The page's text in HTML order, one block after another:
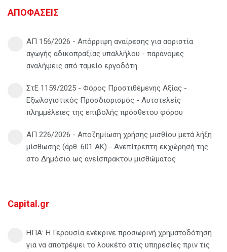
ΑΠΟΦΑΣΕΙΣ
ΑΠ 156/2026 - Απόρριψη αναίρεσης για αοριστία
αγωγής αδικοπραξίας υπαλλήλου - παράνομες
αναλήψεις από ταμείο εργοδότη
ΣτΕ 1159/2025 - Φόρος Προστιθέμενης Αξίας -
Εξωλογιστικός Προσδιορισμός - Αυτοτελείς
πλημμέλειες της επιβολής πρόσθετου φόρου
ΑΠ 226/2026 - Αποζημίωση χρήσης μισθίου μετά λήξη
μίσθωσης (άρθ. 601 ΑΚ) - Ανεπίτρεπτη εκχώρησή της
στο Δημόσιο ως ανείσπρακτου μισθώματος
Capital.gr
ΗΠΑ: Η Γερουσία ενέκρινε προσωρινή χρηματοδότηση
για να αποτρέψει το λουκέτο στις υπηρεσίες πριν τις